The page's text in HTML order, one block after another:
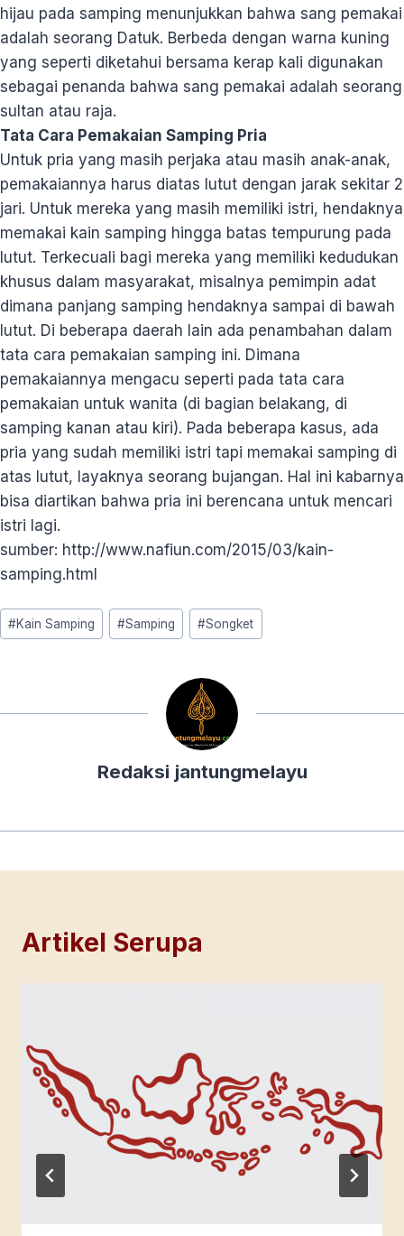
hijau pada samping menunjukkan bahwa sang pemakai
adalah seorang Datuk. Berbeda dengan warna kuning
yang seperti diketahui bersama kerap kali digunakan
sebagai penanda bahwa sang pemakai adalah seorang
sultan atau raja.
Tata Cara Pemakaian Samping Pria
Untuk pria yang masih perjaka atau masih anak-anak,
pemakaiannya harus diatas lutut dengan jarak sekitar 2
jari. Untuk mereka yang masih memiliki istri, hendaknya
memakai kain samping hingga batas tempurung pada
lutut. Terkecuali bagi mereka yang memiliki kedudukan
khusus dalam masyarakat, misalnya pemimpin adat
dimana panjang samping hendaknya sampai di bawah
lutut. Di beberapa daerah lain ada penambahan dalam
tata cara pemakaian samping ini. Dimana
pemakaiannya mengacu seperti pada tata cara
pemakaian untuk wanita (di bagian belakang, di
samping kanan atau kiri). Pada beberapa kasus, ada
pria yang sudah memiliki istri tapi memakai samping di
atas lutut, layaknya seorang bujangan. Hal ini kabarnya
bisa diartikan bahwa pria ini berencana untuk mencari
istri lagi.
sumber: http://www.nafiun.com/2015/03/kain-
samping.html
Post
Tags:
#Kain Samping #Samping #Songket
Redaksi jantungmelayu
Artikel Serupa